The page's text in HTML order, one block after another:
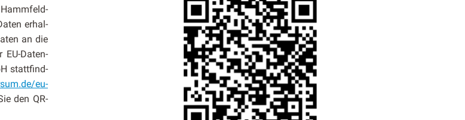
erhal­
an die
EU-Daten­
stat­tfind­
eu-
den QR-